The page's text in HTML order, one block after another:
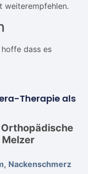
weiterempfehlen.
dass es
Therapie als
, Nackenschmerz